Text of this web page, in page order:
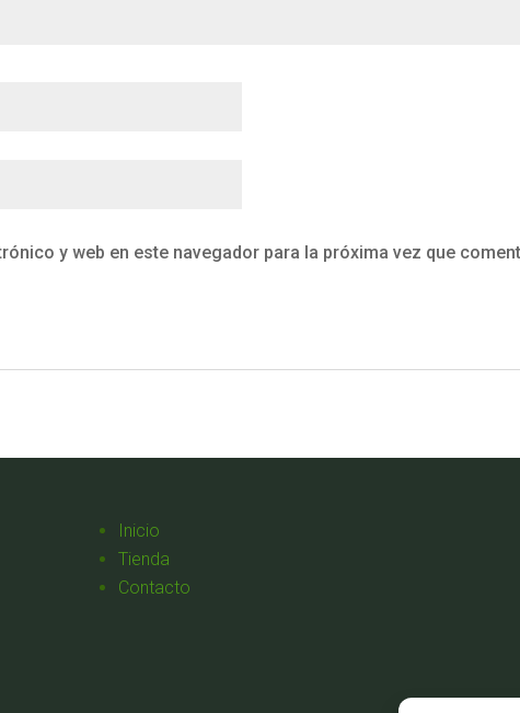
y web en este navegador para la próxima vez que
Inicio
Tienda
Contacto